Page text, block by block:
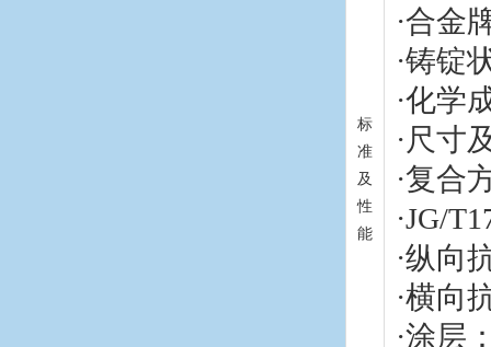
标
准
及
性
能
·合金
·铸锭
·化学
·尺寸
·复合
·JG/
·纵向
·横向
·涂层